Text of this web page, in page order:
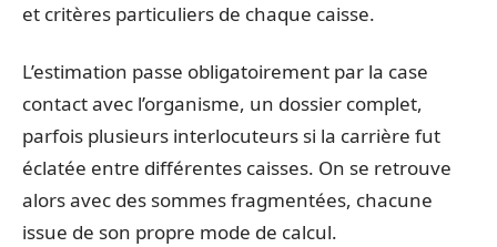
et critères particuliers de chaque caisse.
L’estimation passe obligatoirement par la case
contact avec l’organisme, un dossier complet,
parfois plusieurs interlocuteurs si la carrière fut
éclatée entre différentes caisses. On se retrouve
alors avec des sommes fragmentées, chacune
issue de son propre mode de calcul.